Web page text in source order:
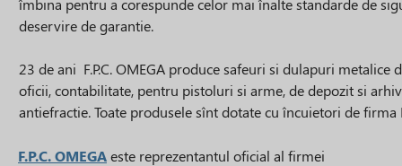
îmbina pentru a corespunde celor mai înalte standarde de
deservire de garantie.
23 de ani F.P.C. OMEGA produce safeuri si dulapuri
oficii, contabilitate, pentru pistoluri si arme, de depozit si
antiefractie. Toate produsele sînt dotate cu încuietori de firma
F.P.C. OMEGAeste reprezentantul oficial al firmei